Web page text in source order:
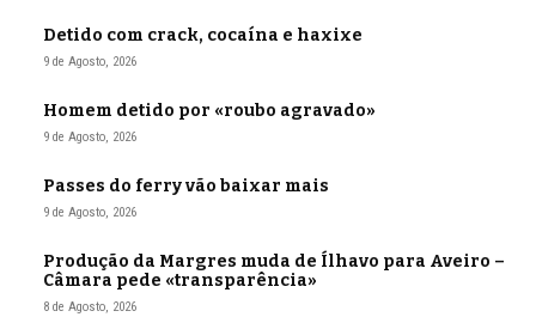
Detido com crack, cocaína e haxixe
9 de Agosto, 2026
Homem detido por «roubo agravado»
9 de Agosto, 2026
Passes do ferry vão baixar mais
9 de Agosto, 2026
Produção da Margres muda de Ílhavo para Aveiro –
Câmara pede «transparência»
8 de Agosto, 2026